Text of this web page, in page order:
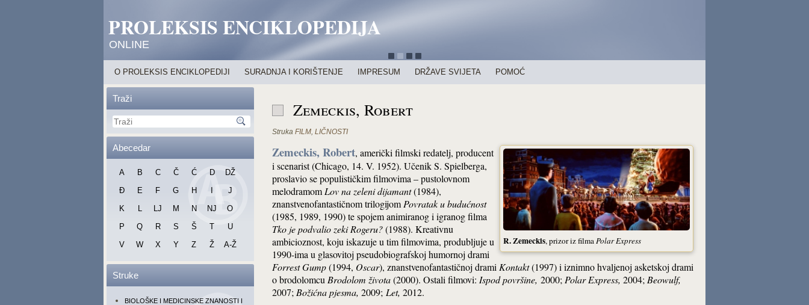
PROLEKSIS ENCIKLOPEDIJA
ONLINE
O PROLEKSIS ENCIKLOPEDIJI SURADNJA I KORIŠTENJE IMPRESUM DRŽAVE SVIJETA POMOĆ
Traži
Abecedar
A B C Č Ć D
DŽ
Đ
E F G H
J
K
L LJ M N NJ
O
P
Q R S Š T
U
V
W X Y Z Ž A-Ž
Struke
BIOLOŠKE I MEDICINSKE ZNANOSTI I
Zemeckis, Robert
Struka FILM, LIČNOSTI
R. Zemeckis, prizor iz filmaPolar Express
Zemeckis, Robert, američki filmski redatelj, producent
i scenarist (Chicago, 14. V. 1952). Učenik S. Spielberga,
proslavio se populističkim filmovima – pustolovnom
melodramom Lov na zeleni dijamant(1984),
znanstvenofantastičnom trilogijom Povratak u budućnost
(1985, 1989, 1990) te spojem animiranog i igranog filma
Tko je podvalio zeki Rogeru?(1988). Kreativnu
ambicioznost, koju iskazuje u tim filmovima, produbljuje u
1990-ima u glasovitoj pseudobiografskoj humornoj drami
Forrest Gump(1994, Oscar), znanstvenofantastičnoj drami Kontakt(1997) i iznimno hvaljenoj asketskoj drami
o brodolomcu Brodolom života(2000). Ostali filmovi: Ispodpovršine, 2000; Polar Express, 2004; Beowulf,
2007; Božićna pjesma, 2009; Let, 2012.